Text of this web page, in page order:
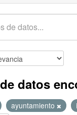
datos
ayuntamiento